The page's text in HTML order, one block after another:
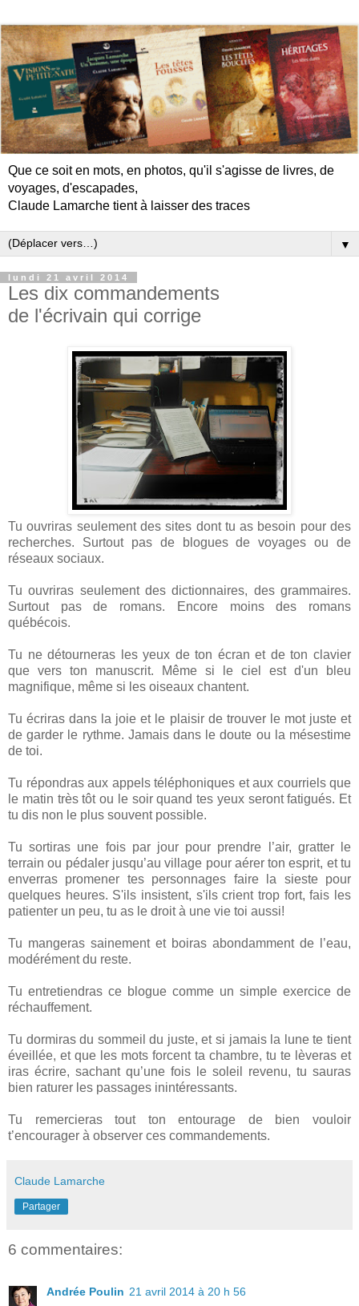
Que ce soit en mots, en photos, qu'il s'agisse de livres, de
voyages, d'escapades,
Claude Lamarche tient à laisser des traces
▼
lundi 21 avril 2014
Les dix commandements
de l'écrivain qui corrige
Tu ouvriras seulement des sites dont tu as besoin pour des
recherches. Surtout pas de blogues de voyages ou de
réseaux sociaux.
Tu ouvriras seulement des dictionnaires, des grammaires.
Surtout pas de romans. Encore moins des romans
québécois.
Tu ne détourneras les yeux de ton écran et de ton clavier
que vers ton manuscrit. Même si le ciel est d'un bleu
magnifique, même si les oiseaux chantent.
Tu écriras dans la joie et le plaisir de trouver le mot juste et
de garder le rythme. Jamais dans le doute ou la mésestime
de toi.
Tu répondras aux appels téléphoniques et aux courriels que
le matin très tôt ou le soir quand tes yeux seront fatigués. Et
tu dis non le plus souvent possible.
Tu sortiras une fois par jour pour prendre l’air, gratter le
terrain ou pédaler jusqu’au village pour aérer ton esprit, et tu
enverras promener tes personnages faire la sieste pour
quelques heures. S'ils insistent, s'ils crient trop fort, fais les
patienter un peu, tu as le droit à une vie toi aussi!
Tu mangeras sainement et boiras abondamment de l’eau,
modérément du reste.
Tu entretiendras ce blogue comme un simple exercice de
réchauffement.
Tu dormiras du sommeil du juste, et si jamais la lune te tient
éveillée, et que les mots forcent ta chambre, tu te lèveras et
iras écrire, sachant qu’une fois le soleil revenu, tu sauras
bien raturer les passages inintéressants.
Tu remercieras tout ton entourage de bien vouloir
t’encourager à observer ces commandements.
Claude Lamarche
Partager
6 commentaires:
Andrée Poulin 21 avril 2014 à 20 h 56